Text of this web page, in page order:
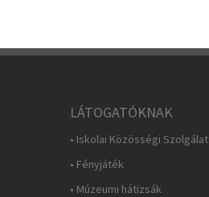
LÁTOGATÓKNAK
• Iskolai Közösségi Szolgálat
• Fényjáték
• Múzeumi hátizsák